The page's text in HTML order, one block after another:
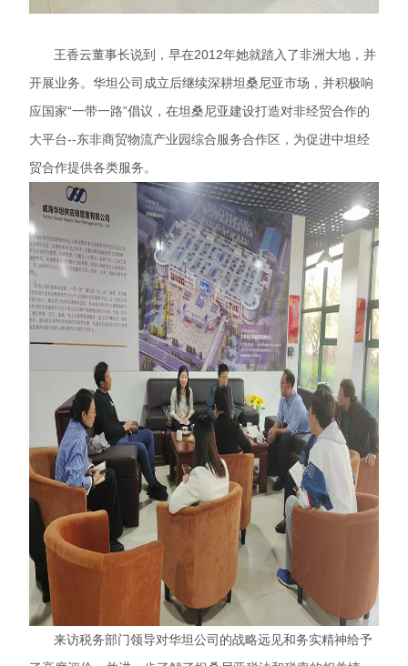
王香云董事长说到，早在2012年她就踏入了非洲大地，并
开展业务。华坦公司成立后继续深耕坦桑尼亚市场，并积极响
应国家“一带一路”倡议，在坦桑尼亚建设打造对非经贸合作的
大平台--东非商贸物流产业园综合服务合作区，为促进中坦经
贸合作提供各类服务。
来访税务部门领导对华坦公司的战略远见和务实精神给予